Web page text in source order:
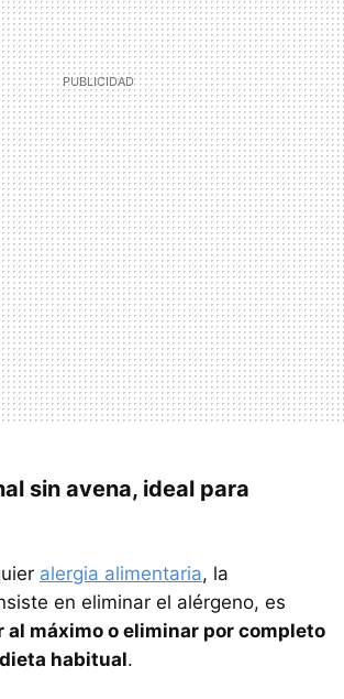
sin avena, ideal para
alergia alimentaria, la
en eliminar el alérgeno, es
al máximo o eliminar por completo
habitual.